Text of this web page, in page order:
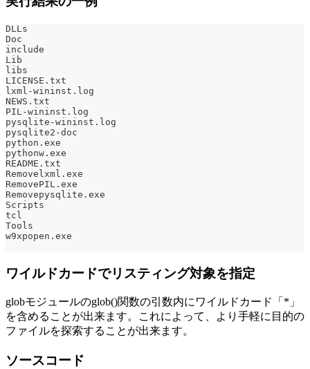
DLLs
Doc
include
Lib
libs
LICENSE.txt
lxml-wininst.log
NEWS.txt
PIL-wininst.log
pysqlite-wininst.log
pysqlite2-doc
python.exe
pythonw.exe
README.txt
Removelxml.exe
RemovePIL.exe
Removepysqlite.exe
Scripts
tcl
Tools
w9xpopen.exe
ワイルドカードでリスティング対象を指定
globモジュールのglob()関数の引数内にワイルドカード「*」
を含めることが出来ます。これによって、より手軽に目的の
ファイルを探索することが出来ます。
ソースコード